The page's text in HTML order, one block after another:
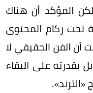
لكن المؤكد أن هناك
تحت ركام المحتوى
أن الفن الحقيقي لا
بقدرته على البقاء